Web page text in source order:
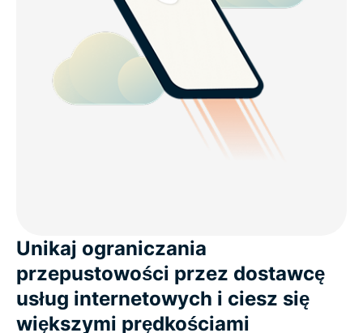
Unikaj ograniczania
przepustowości przez dostawcę
usług internetowych i ciesz się
większymi prędkościami